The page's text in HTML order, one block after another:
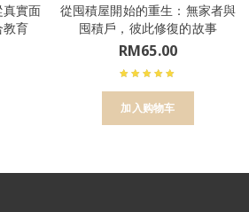
實面
教育
從囤積屋開始的重生：無家者與
囤積戶，彼此修復的故事
RM65.00
加入购物车